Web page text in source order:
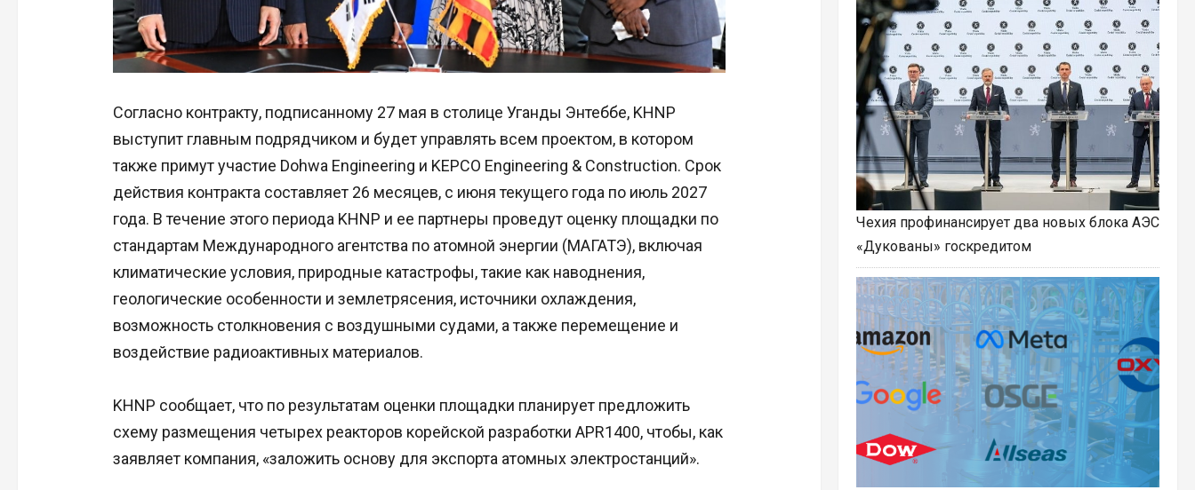
Согласно контракту, подписанному 27 мая в столице Уганды Энтеббе, KHNP
выступит главным подрядчиком и будет управлять всем проектом, в котором
также примут участие Dohwa Engineering и KEPCO Engineering & Construction. Срок
действия контракта составляет 26 месяцев, с июня текущего года по июль 2027
года. В течение этого периода KHNP и ее партнеры проведут оценку площадки по
стандартам Международного агентства по атомной энергии (МАГАТЭ), включая
климатические условия, природные катастрофы, такие как наводнения,
геологические особенности и землетрясения, источники охлаждения,
возможность столкновения с воздушными судами, а также перемещение и
воздействие радиоактивных материалов.
KHNP сообщает, что по результатам оценки площадки планирует предложить
схему размещения четырех реакторов корейской разработки APR1400, чтобы, как
заявляет компания, «заложить основу для экспорта атомных электростанций».
Чехия профинансирует два новых блока АЭС
«Дукованы» госкредитом